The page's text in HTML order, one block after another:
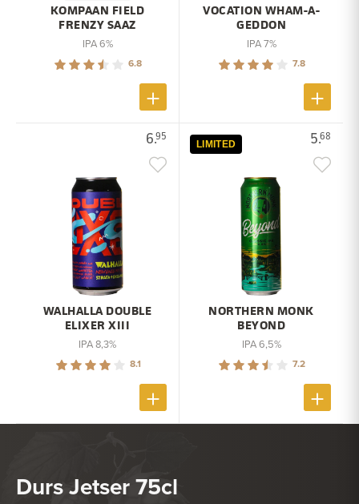
KOMPAAN FIELD
FRENZY SAAZ
IPA 6%
6.8
VOCATION WHAM-A-
GEDDON
IPA 7%
7.8
6.95
WALHALLA DOUBLE
ELIXER XIII
IPA 8,3%
8.1
5.68
LIMITED
NORTHERN MONK
BEYOND
IPA 6,5%
7.2
Durs Jetser 75cl